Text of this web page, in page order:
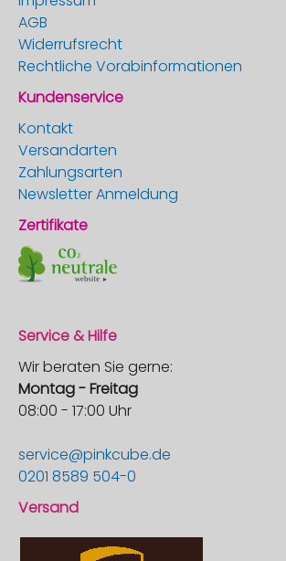
AGB
Widerrufsrecht
Rechtliche Vorabinformationen
Kundenservice
Kontakt
Versandarten
Zahlungsarten
Newsletter Anmeldung
Zertifikate
Service & Hilfe
Wir beraten Sie gerne:
Montag - Freitag
08:00 - 17:00 Uhr
service@pinkcube.de
0201 8589 504-0
Versand